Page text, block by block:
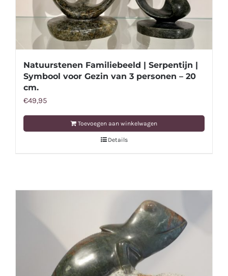
Natuurstenen Familiebeeld | Serpentijn |
Symbool voor Gezin van 3 personen – 20
cm.
€49,95
Toevoegen aan winkelwagen
Details